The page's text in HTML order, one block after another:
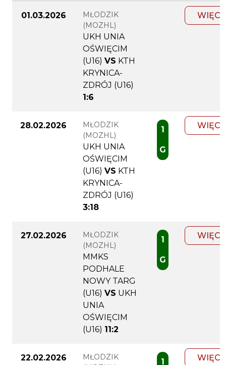
01.03.2026
MŁODZIK
(MOZHL)
UKH UNIA
OŚWIĘCIM
(U16) VS KTH
KRYNICA-
ZDRÓJ (U16)
1:6
28.02.2026
MŁODZIK
(MOZHL)
UKH UNIA
OŚWIĘCIM
(U16) VS KTH
KRYNICA-
ZDRÓJ (U16)
3:18
1
G
27.02.2026
MŁODZIK
(MOZHL)
MMKS
PODHALE
NOWY TARG
(U16) VS UKH
UNIA
OŚWIĘCIM
(U16) 11:2
1
G
22.02.2026
MŁODZIK
1